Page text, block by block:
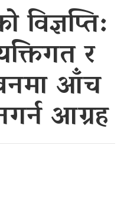
विज्ञप्ति:
र
आँच
आग्रह